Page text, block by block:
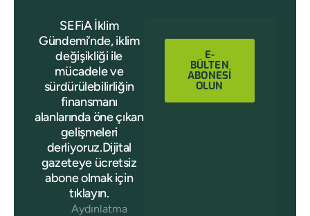
SEFiA İklim
Gündemi’nde, iklim
değişikliği ile
mücadele ve
sürdürülebilirliğin
finansmanı
alanlarında öne çıkan
gelişmeleri
derliyoruz.Dijital
gazeteye ücretsiz
abone olmak için
tıklayın.
Aydınlatma
E-
BÜLTEN
ABONESİ
OLUN